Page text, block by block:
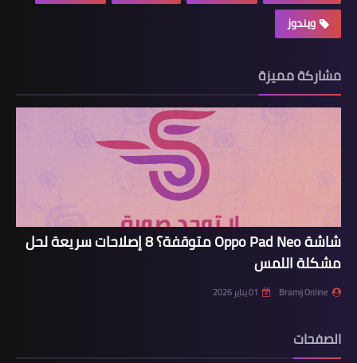
ويندوز
مشاركة مميزة
شاشة Oppo Pad Neo متوقفة؟ 8 إصلاحات سريعة لحل
مشكلة اللمس
Bramij Online 01 يناير 2026
الصفحات